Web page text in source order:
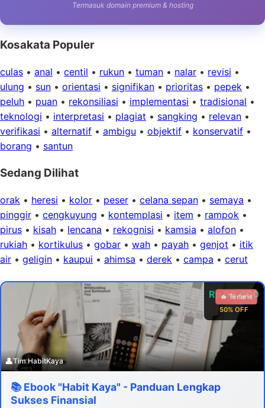
Termasuk domain premium & hosting
Kosakata Populer
culas • anal • centil • rukun • tuman • nalar • revisi •
ulung • sun • orientasi • signifikan • prioritas • pepek •
peluh • puan • rekonsiliasi • implementasi • tradisional •
teknologi • interpretasi • plagiat • sangking • relevan •
verifikasi • alternatif • ambigu • objektif • konservatif •
borang • santun
Sedang Dilihat
orak • heresi • kolor • peser • celana sepan • semaya •
pinggir • cengkuyung • kontemplasi • item • rampok •
pirus • kisah • lencana • rekognisi • kamsia • alofon •
rukiah • kortikulus • gobar • wah • payah • genjot • itik
air • geligin • kaupui • ahimsa • derek • campa • cerut
Rp 99.000
50% OFF
🔥 Terlaris
👤Tim HabitKaya
📚 Ebook "Habit Kaya" - Panduan Lengkap
Sukses Finansial